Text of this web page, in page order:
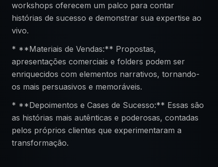
workshops oferecem um palco para contar
histórias de sucesso e demonstrar sua expertise ao
vivo.
* **Materiais de Vendas:** Propostas,
apresentações comerciais e folders podem ser
enriquecidos com elementos narrativos, tornando-
os mais persuasivos e memoráveis.
* **Depoimentos e Cases de Sucesso:** Essas são
as histórias mais autênticas e poderosas, contadas
pelos próprios clientes que experimentaram a
transformação.